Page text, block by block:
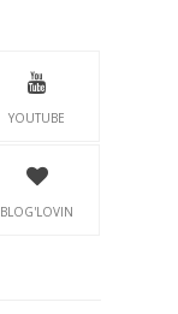
YOUTUBE
BLOG'LOVIN